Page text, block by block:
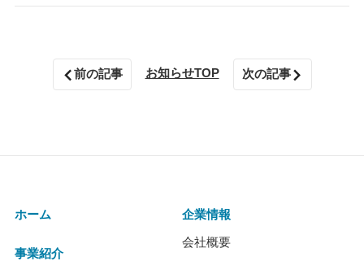
前の記事 お知らせTOP 次の記事
ホーム
事業紹介
企業情報
会社概要